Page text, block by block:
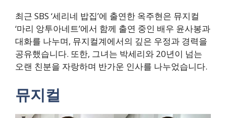
최근 SBS ‘세리네 밥집’에 출연한 옥주현은 뮤지컬
‘마리 앙투아네트’에서 함께 출연 중인 배우 윤사봉과
대화를 나누며, 뮤지컬계에서의 깊은 우정과 경력을
공유했습니다. 또한, 그녀는 박세리와 20년이 넘는
오랜 친분을 자랑하며 반가운 인사를 나누었습니다.
뮤지컬